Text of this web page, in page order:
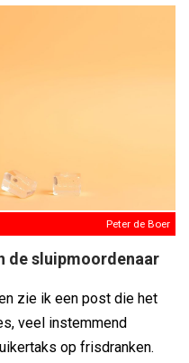
Peter de Boer
de sluipmoordenaar
zie ik een post die het
veel instemmend
op frisdranken.